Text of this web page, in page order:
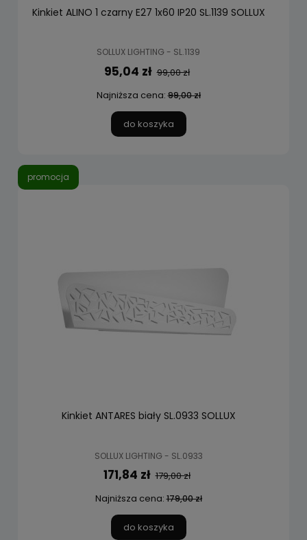
Kinkiet ALINO 1 czarny E27 1x60 IP20 SL.1139 SOLLUX
SOLLUX LIGHTING - SL.1139
95,04 zł 99,00 zł
Najniższa cena:99,00 zł
do koszyka
Kinkiet ANTARES biały SL.0933 SOLLUX
SOLLUX LIGHTING - SL.0933
171,84 zł 179,00 zł
Najniższa cena:179,00 zł
do koszyka
promocja